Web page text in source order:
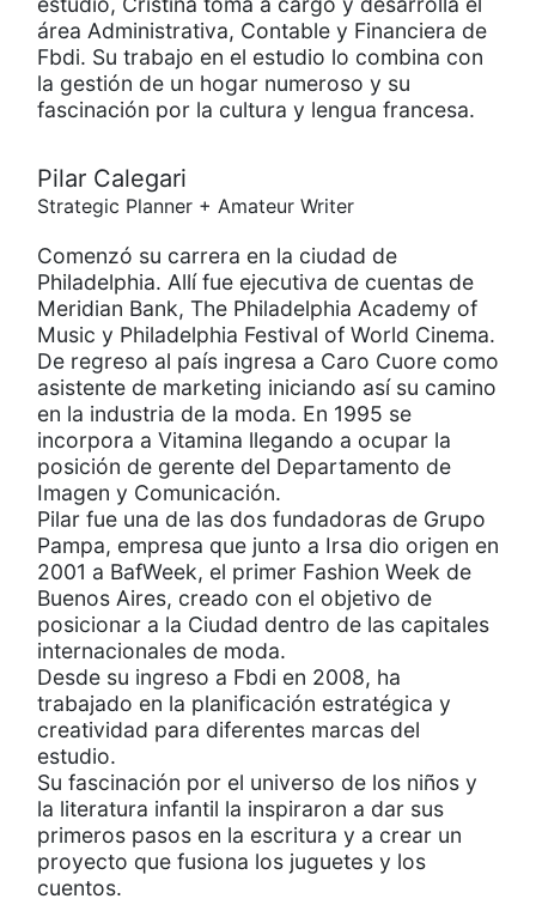
área Administrativa, Contable y Financiera de
Fbdi. Su trabajo en el estudio lo combina con
la gestión de un hogar numeroso y su
fascinación por la cultura y lengua francesa.
Pilar Calegari
Strategic Planner + Amateur Writer
Comenzó su carrera en la ciudad de
Philadelphia. Allí fue ejecutiva de cuentas de
Meridian Bank, The Philadelphia Academy of
Music y Philadelphia Festival of World Cinema.
De regreso al país ingresa a Caro Cuore como
asistente de marketing iniciando así su camino
en la industria de la moda. En 1995 se
incorpora a Vitamina llegando a ocupar la
posición de gerente del Departamento de
Imagen y Comunicación.
Pilar fue una de las dos fundadoras de Grupo
Pampa, empresa que junto a Irsa dio origen en
2001 a BafWeek, el primer Fashion Week de
Buenos Aires, creado con el objetivo de
posicionar a la Ciudad dentro de las capitales
internacionales de moda.
Desde su ingreso a Fbdi en 2008, ha
trabajado en la planificación estratégica y
creatividad para diferentes marcas del
estudio.
Su fascinación por el universo de los niños y
la literatura infantil la inspiraron a dar sus
primeros pasos en la escritura y a crear un
proyecto que fusiona los juguetes y los
cuentos.